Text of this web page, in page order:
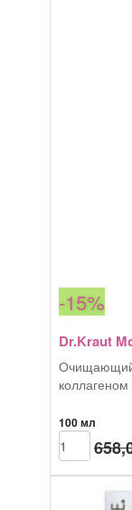
-15%
Dr.Kraut
Очищающий
коллагеном
100 мл
товара
Dr.Kraut